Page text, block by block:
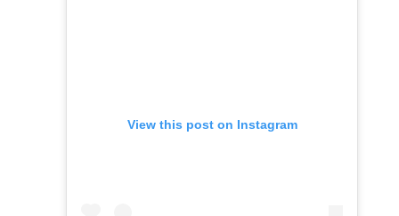
View this post on Instagram